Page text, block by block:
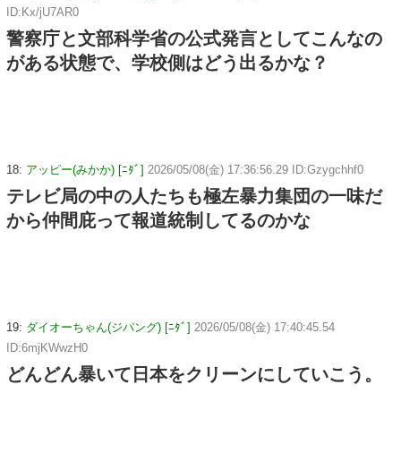
ID:Kx/jU7AR0
警察庁と文部科学省の公式発言としてこんなの
がある状態で、学校側はどう出るかな？
18: アッピー(みかか) [ﾆﾀﾞ] 2026/05/08(金) 17:36:56.29 ID:Gzygchhf0
テレビ局の中の人たちも極左暴力集団の一味だ
から仲間庇って報道統制してるのかな
19: ダイオーちゃん(ジパング) [ﾆﾀﾞ] 2026/05/08(金) 17:40:45.54
ID:6mjKWwzH0
どんどん暴いて日本をクリーンにしていこう。